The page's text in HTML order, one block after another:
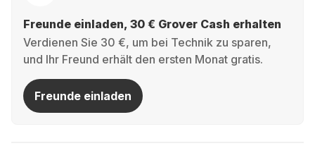
Freunde einladen, 30 € Grover Cash erhalten
Verdienen Sie 30 €, um bei Technik zu sparen,
und Ihr Freund erhält den ersten Monat gratis.
Freunde einladen